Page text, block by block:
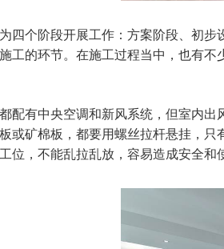
个阶段开展工作：方案阶段、初步
工的环节。在施工过程当中，也有
有中央空调和新风系统，但室内出
或矿棉板，都要用螺丝拉杆悬挂，
位，不能乱拉乱放，容易造成安全和